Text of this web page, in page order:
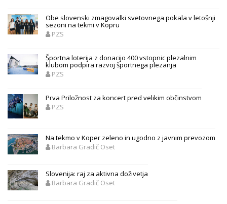
Obe slovenski zmagovalki svetovnega pokala v letošnji
sezoni na tekmi v Kopru
PZS
Športna loterija z donacijo 400 vstopnic plezalnim
klubom podpira razvoj športnega plezanja
PZS
Prva Priložnost za koncert pred velikim občinstvom
PZS
Na tekmo v Koper zeleno in ugodno z javnim prevozom
Barbara Gradič Oset
Slovenija: raj za aktivna doživetja
Barbara Gradič Oset